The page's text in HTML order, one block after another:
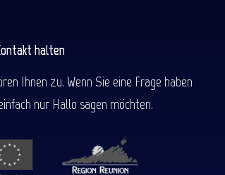
halten
Ihnen zu. Wenn Sie eine Frage haben
nur Hallo sagen möchten.